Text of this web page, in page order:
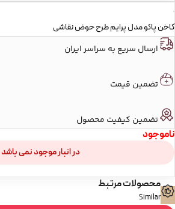
کاخن پاکو مدل پرایم طرح حوض نقاشی
ارسال سریع به سراسر ایران
تضمین قیمت
تضمین کیفیت محصول
ناموجود
در انبار موجود نمی باشد
محصولات مرتبط
Similar